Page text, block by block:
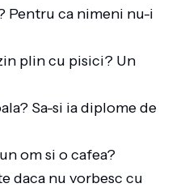
Pentru ca nimeni nu-i
plin cu pisici? Un
Sa-si ia diplome de
om si o cafea?
daca nu vorbesc cu